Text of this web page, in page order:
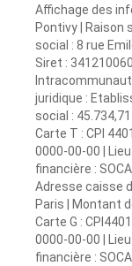
Affichage des
Pontivy | Raison
social : 8 rue
Siret :
juridique :
social :
Carte T : CPI
0000-00-00 |
financière :
Adresse caisse
Paris | Montant
Carte G :
0000-00-00 |
financière :